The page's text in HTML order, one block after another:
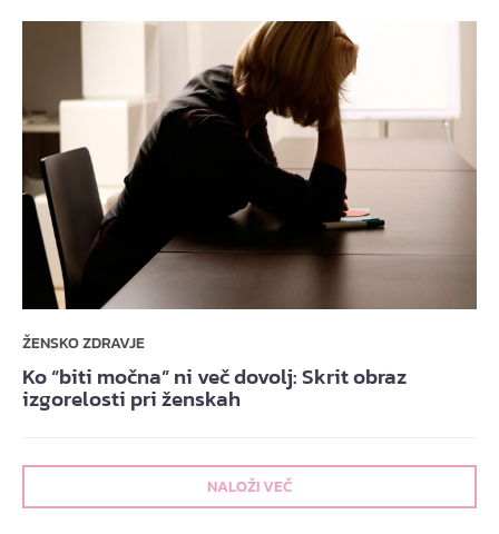
ŽENSKO ZDRAVJE
Ko “biti močna” ni več dovolj: Skrit obraz
izgorelosti pri ženskah
NALOŽI VEČ